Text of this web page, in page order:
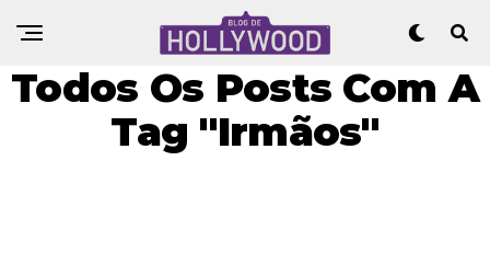
Todos Os Posts Com A
Tag "irmãos"